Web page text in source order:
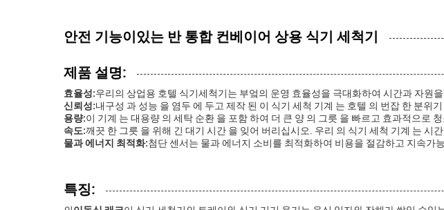
안전 기능이있는 반 통합 컨베이어 상용 식기 세척기
제품 설명:
효율성:우리의 상업용 호텔 식기세척기는 부엌의 운영 효율성을 극대화하여 시간과 자원
신뢰성:내구성 과 성능 을 염두 에 두고 제작 된 이 식기 세척 기계 는 호텔 의 번잡 한 분위
용량:이 기계 는 대용량 의 세탁 순환 을 포함 하여 더 큰 양 의 그릇 을 빠르고 효과적으로 청
속도:깨끗 한 그릇 을 위해 긴 대기 시간 을 잊어 버리십시오. 우리 의 식기 세척 기계 는 시
물과 에너지 최적화:첨단 센서는 물과 에너지 소비를 최적화하여 비용을 절감하고 지속가
특징: